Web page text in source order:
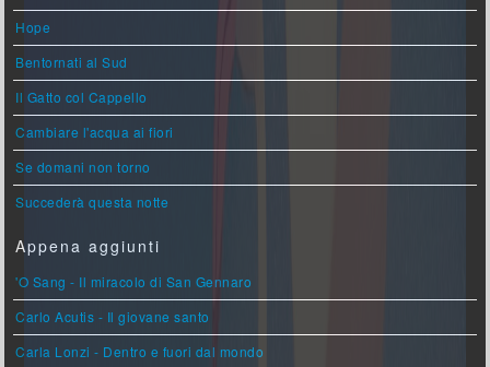
Hope
Bentornati al Sud
Il Gatto col Cappello
Cambiare l'acqua ai fiori
Se domani non torno
Succederà questa notte
Appena aggiunti
'O Sang - Il miracolo di San Gennaro
Carlo Acutis - Il giovane santo
Carla Lonzi - Dentro e fuori dal mondo